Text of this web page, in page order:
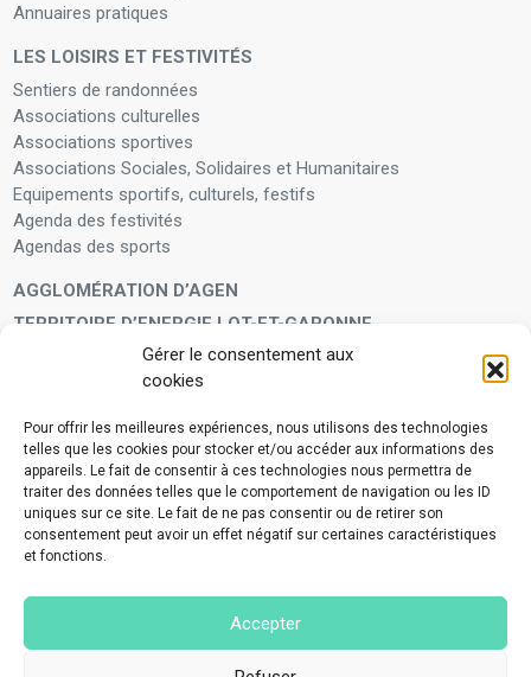
Gérer le consentement aux
cookies
Pour offrir les meilleures expériences, nous utilisons des technologies
telles que les cookies pour stocker et/ou accéder aux informations des
appareils. Le fait de consentir à ces technologies nous permettra de
traiter des données telles que le comportement de navigation ou les ID
uniques sur ce site. Le fait de ne pas consentir ou de retirer son
consentement peut avoir un effet négatif sur certaines caractéristiques
et fonctions.
Accepter
Annuaires pratiques
LES LOISIRS ET FESTIVITÉS
Sentiers de randonnées
Associations culturelles
Associations sportives
Associations Sociales, Solidaires et Humanitaires
Equipements sportifs, culturels, festifs
Agenda des festivités
Agendas des sports
AGGLOMÉRATION D’AGEN
TERRITOIRE D’ENERGIE LOT-ET-GARONNE
Enfants et adolescents
VIVRE À VOS CÔTÉS
Service municipal d’aide administrative
Aide à la personne en difficulté
Télé-alerte
Collecte des déchets ménagers et encombrants